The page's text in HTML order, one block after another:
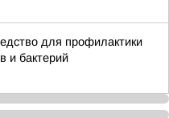
для профилактики
и бактерий